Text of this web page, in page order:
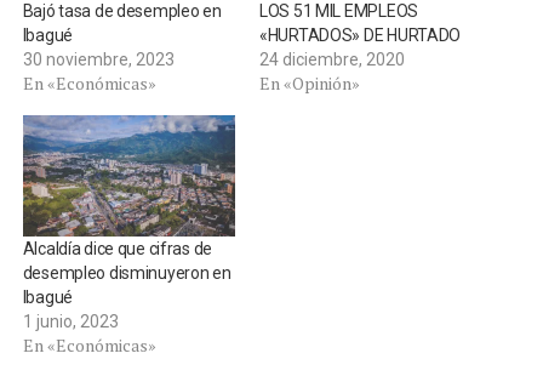
Bajó tasa de desempleo en
Ibagué
30 noviembre, 2023
En «Económicas»
LOS 51 MIL EMPLEOS
«HURTADOS» DE HURTADO
24 diciembre, 2020
En «Opinión»
Alcaldía dice que cifras de
desempleo disminuyeron en
Ibagué
1 junio, 2023
En «Económicas»